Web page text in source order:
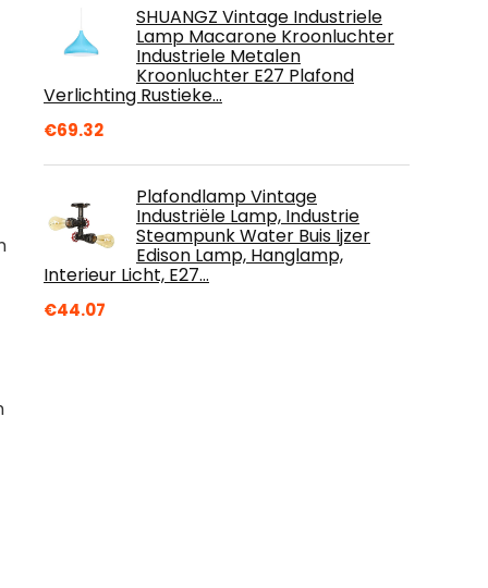
SHUANGZ Vintage Industriele
Lamp Macarone Kroonluchter
Industriele Metalen
Kroonluchter E27 Plafond
Verlichting Rustieke…
€69.32
Plafondlamp Vintage
Industriële Lamp, Industrie
Steampunk Water Buis Ijzer
Edison Lamp, Hanglamp,
Interieur Licht, E27…
€44.07